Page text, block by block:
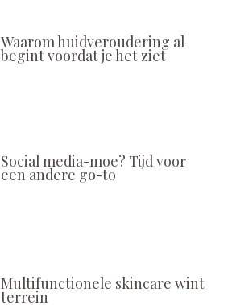
Waarom huidveroudering al
begint voordat je het ziet
Social media-moe? Tijd voor
een andere go-to
Multifunctionele skincare wint
terrein